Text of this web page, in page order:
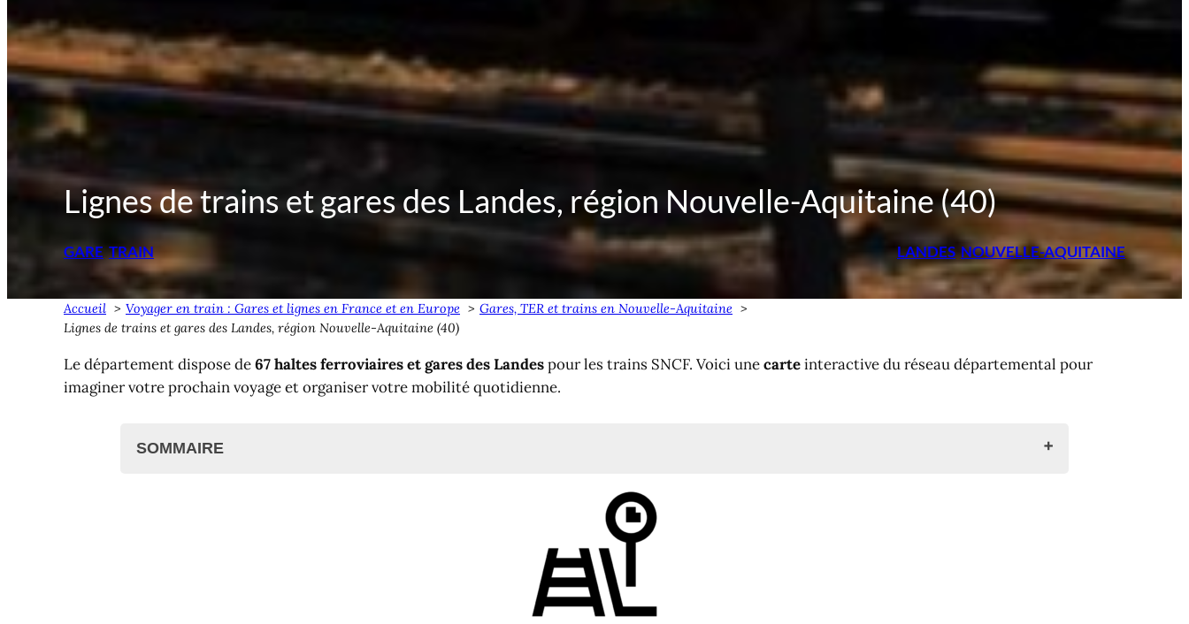
Lignes de trains et gares des Landes, région Nouvelle-Aquitaine (40)
GARE TRAIN LANDES NOUVELLE-AQUITAINE
Accueil Voyager en train : Gares et lignes en France et en Europe
Gares, TER et trains en Nouvelle-Aquitaine
Lignes de trains et gares des Landes, région Nouvelle-Aquitaine (40)
Le département dispose de67 haltes ferroviaires et gares des Landespour les trains SNCF. Voici unecarteinteractive du réseau départemental pour
imaginer votre prochain voyage et organiser votre mobilité quotidienne.
SOMMAIRE